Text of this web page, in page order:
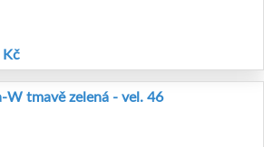
Kč
W tmavě zelená - vel. 46